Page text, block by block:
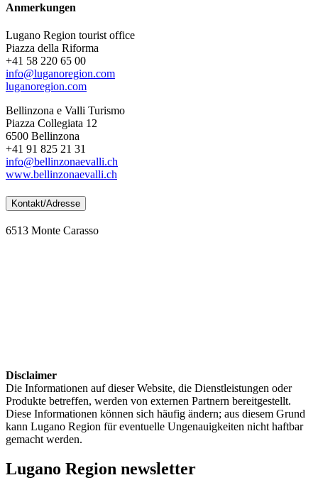
Anmerkungen
Lugano Region tourist office
Piazza della Riforma
+41 58 220 65 00
info@luganoregion.com
luganoregion.com
Bellinzona e Valli Turismo
Piazza Collegiata 12
6500 Bellinzona
+41 91 825 21 31
info@bellinzonaevalli.ch
www.bellinzonaevalli.ch
Kontakt/Adresse
6513 Monte Carasso
Disclaimer
Die Informationen auf dieser Website, die Dienstleistungen oder
Produkte betreffen, werden von externen Partnern bereitgestellt.
Diese Informationen können sich häufig ändern; aus diesem Grund
kann Lugano Region für eventuelle Ungenauigkeiten nicht haftbar
gemacht werden.
Lugano Region newsletter